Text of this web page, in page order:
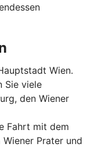
Wien.
Sie viele
den Wiener
Fahrt mit dem
Prater und